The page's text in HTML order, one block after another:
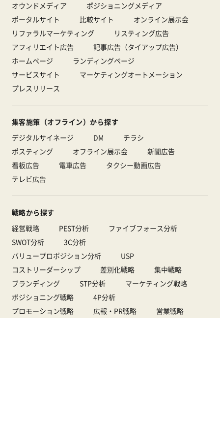
オウンドメディア
ポジショニングメディア
ポータルサイト
比較サイト
オンライン展示会
リファラルマーケティング
リスティング広告
アフィリエイト広告
記事広告（タイアップ広告）
ホームページ
ランディングページ
サービスサイト
マーケティングオートメーション
プレスリリース
集客施策（オフライン）から探す
デジタルサイネージ
DM
チラシ
ポスティング
オフライン展示会
新聞広告
看板広告
電車広告
タクシー動画広告
テレビ広告
戦略から探す
経営戦略
PEST分析
ファイブフォース分析
SWOT分析
3C分析
バリュープロポジション分析
USP
コストリーダーシップ
差別化戦略
集中戦略
ブランディング
STP分析
マーケティング戦略
ポジショニング戦略
4P分析
プロモーション戦略
広報・PR戦略
営業戦略